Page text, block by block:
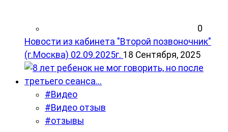
0
Новости из кабинета "Второй позвоночник"
(г.Москва) 02.09.2025г. 18 Сентября, 2025
#Видео
#Видео отзыв
#отзывы